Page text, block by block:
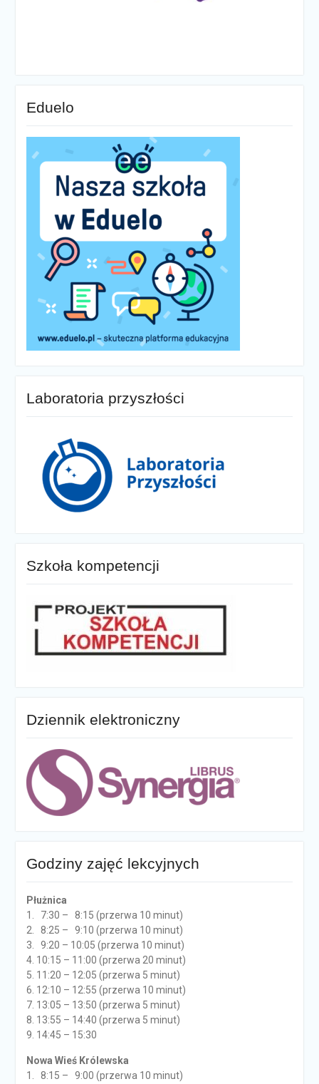
Eduelo
Laboratoria przyszłości
Szkoła kompetencji
Dziennik elektroniczny
Godziny zajęć lekcyjnych
Płużnica
1. 7:30 – 8:15 (przerwa 10 minut)
2. 8:25 – 9:10 (przerwa 10 minut)
3. 9:20 – 10:05 (przerwa 10 minut)
4. 10:15 – 11:00 (przerwa 20 minut)
5. 11:20 – 12:05 (przerwa 5 minut)
6. 12:10 – 12:55 (przerwa 10 minut)
7. 13:05 – 13:50 (przerwa 5 minut)
8. 13:55 – 14:40 (przerwa 5 minut)
9. 14:45 – 15:30
Nowa Wieś Królewska
1. 8:15 – 9:00 (przerwa 10 minut)